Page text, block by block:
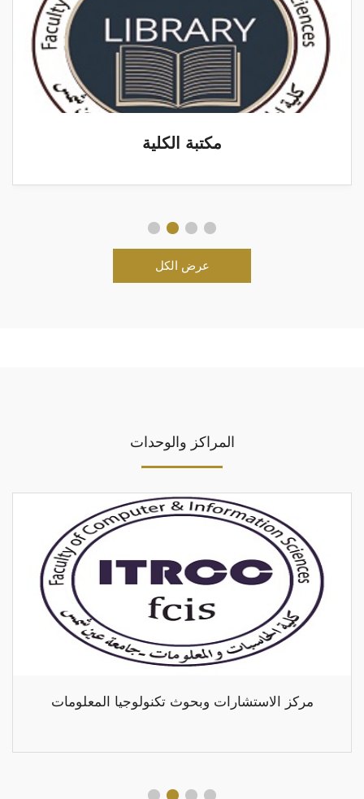
مكتبة الكلية
عرض الكل
المراكز والوحدات
مركز الاستشارات وبحوث تكنولوجيا المعلومات